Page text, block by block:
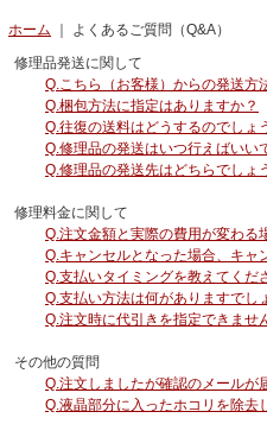
ホーム
よくあるご質問（Q&A）
修理品発送に関して
Q.こちら（お客様）からの発送方
Q.梱包方法に指定はありますか？
Q.往復の送料はどうするのでしょ
Q.修理品の発送はいつ行えばいい
Q.修理品の発送先はどちらでしょ
修理料金に関して
Q.注文金額と実際の費用が変わる
Q.キャンセルとなった場合、キャ
Q.支払いタイミングを教えてくだ
Q.支払い方法は何がありますでし
Q.注文時に代引きを指定できませ
その他の質問
Q.注文しましたが確認のメールが
Q.液晶部分に入ったホコリを除去